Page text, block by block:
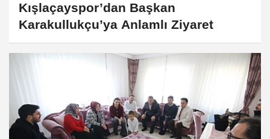
Kışlaçayspor’dan Başkan
Karakullukçu’ya Anlamlı Ziyaret